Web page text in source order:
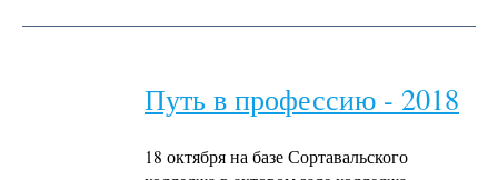
Путь в профессию - 2018
18 октября на базе Сортавальского